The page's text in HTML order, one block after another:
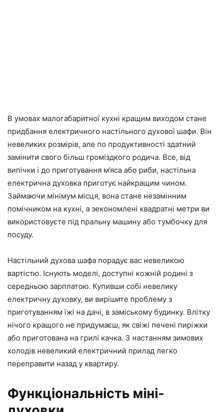
В умовах малогабаритної кухні кращим виходом стане
придбання електричного настільного духової шафи. Він
невеликих розмірів, але по продуктивності здатний
замінити свого більш громіздкого родича. Все, від
випічки і до приготування м’яса або риби, настільна
електрична духовка приготує найкращим чином.
Займаючи мінімум місця, вона стане незамінним
помічником на кухні, а зекономлені квадратні метри ви
використовуєте під пральну машину або тумбочку для
посуду.
Настільний духова шафа порадує вас невеликою
вартістю. Існують моделі, доступні кожній родині з
середньою зарплатою. Купивши собі невелику
електричну духовку, ви вирішите проблему з
приготуванням їжі на дачі, в заміському будинку. Влітку
нічого кращого не придумаєш, як свіжі печені пиріжки
або приготована на грилі качка. З настанням зимових
холодів невеликий електричний прилад легко
переправити назад у квартиру.
Функціональність міні-